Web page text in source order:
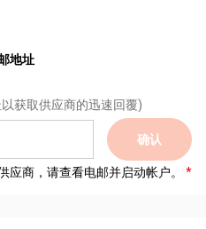
地址
获取供应商的迅速回覆)
确认
商，请查看电邮并启动帐户。